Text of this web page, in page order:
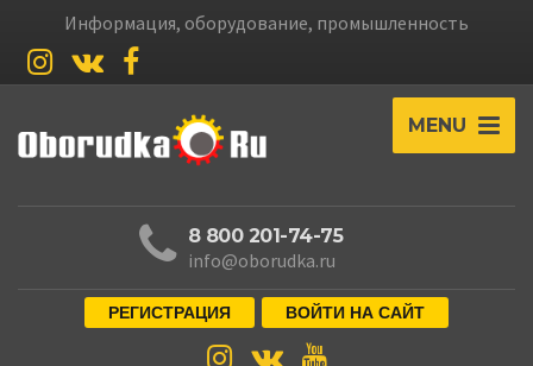
Информация, оборудование, промышленность
MENU
8 800 201-74-75
info@oborudka.ru
РЕГИСТРАЦИЯ ВОЙТИ НА САЙТ